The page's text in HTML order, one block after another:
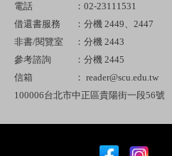
電話
：02-23111531
借還書服務
：分機 2449、2447
非書/閱覽室
：分機 2443
參考諮詢
：分機 2445
信箱
： reader@scu.edu.tw
100006台北市中正區貴陽街一段56號